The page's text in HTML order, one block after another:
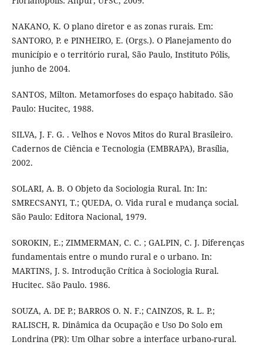
NAKANO, K. O plano diretor e as zonas rurais. Em:
SANTORO, P. e PINHEIRO, E. (Orgs.). O Planejamento do
município e o território rural, São Paulo, Instituto Pólis,
junho de 2004.
SANTOS, Milton. Metamorfoses do espaço habitado. São
Paulo: Hucitec, 1988.
SILVA, J. F. G. . Velhos e Novos Mitos do Rural Brasileiro.
Cadernos de Ciência e Tecnologia (EMBRAPA), Brasília,
2002.
SOLARI, A. B. O Objeto da Sociologia Rural. In: In:
SMRECSANYI, T.; QUEDA, O. Vida rural e mudança social.
São Paulo: Editora Nacional, 1979.
SOROKIN, E.; ZIMMERMAN, C. C. ; GALPIN, C. J. Diferenças
fundamentais entre o mundo rural e o urbano. In:
MARTINS, J. S. Introdução Crítica à Sociologia Rural.
Hucitec. São Paulo. 1986.
SOUZA, A. DE P.; BARROS O. N. F.; CAINZOS, R. L. P.;
RALISCH, R. Dinâmica da Ocupação e Uso Do Solo em
Londrina (PR): Um Olhar sobre a interface urbano-rural.